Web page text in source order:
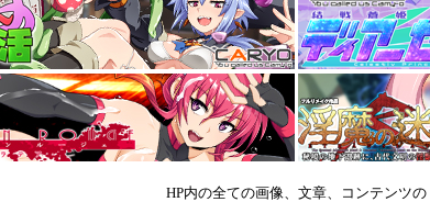
HP内の全ての画像、文章、コンテンツの